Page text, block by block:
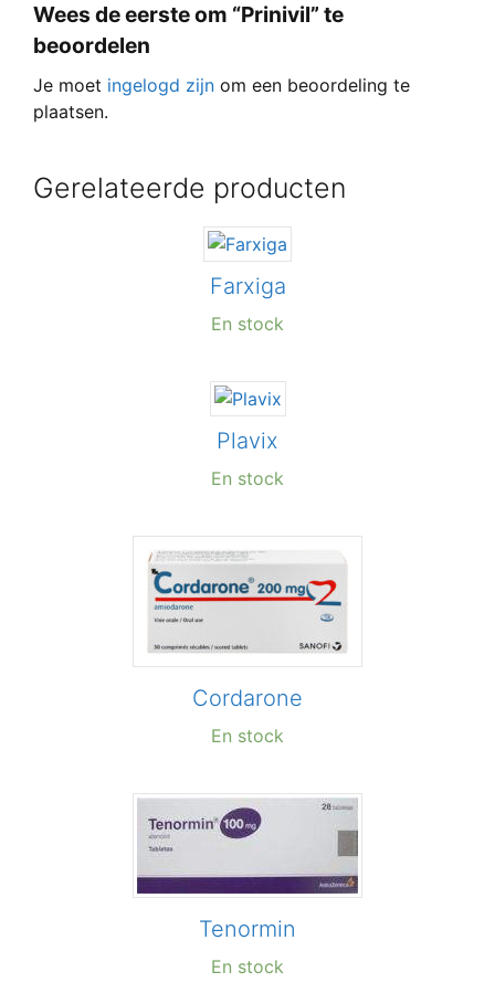
Wees de eerste om “Prinivil” te
beoordelen
Je moet ingelogd zijn om een beoordeling te
plaatsen.
Gerelateerde producten
Farxiga
En stock
Plavix
En stock
Cordarone
En stock
Tenormin
En stock